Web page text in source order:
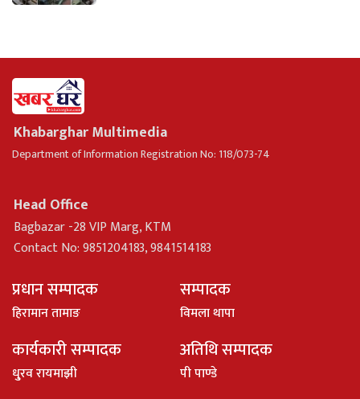
Khabarghar Multimedia
Department of Information Registration No: 118/073-74
Head Office
Bagbazar -28 VIP Marg, KTM
Contact No: 9851204183, 9841514183
प्रधान सम्पादक
हिरामान तामाङ
सम्पादक
विमला थापा
कार्यकारी सम्पादक
धु्रव रायमाझी
अतिथि सम्पादक
पी पाण्डे